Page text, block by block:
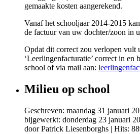
gemaakte kosten aangerekend.
Vanaf het schooljaar 2014-2015
de factuur van uw dochter/zoon in
Opdat dit correct zou verlopen vult
‘Leerlingenfacturatie’ correct in en
school of via mail aan:
Milieu op school
Geschreven: maandag 31 januari
bijgewerkt: donderdag 23 januari
door Patrick Liesenborghs | Hits: